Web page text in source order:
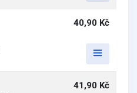
40,90 Kč
41,90 Kč